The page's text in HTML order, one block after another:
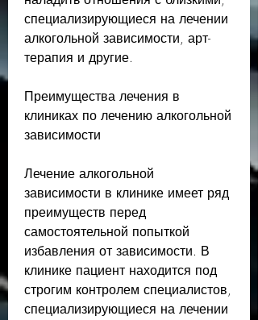
специализирующиеся на лечении
алкогольной зависимости, арт-
терапия и другие.
Преимущества лечения в
клиниках по лечению алкогольной
зависимости
Лечение алкогольной
зависимости в клинике имеет ряд
преимуществ перед
самостоятельной попыткой
избавления от зависимости. В
клинике пациент находится под
строгим контролем специалистов,
специализирующиеся на лечении